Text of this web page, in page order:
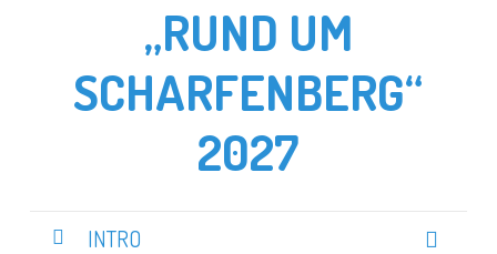
„RUND UM
SCHARFENBERG“
2027
INTRO